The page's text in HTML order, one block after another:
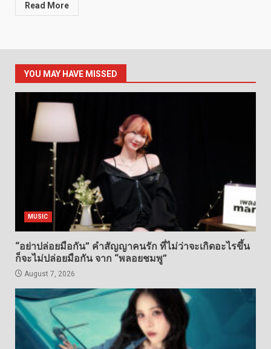
Read More
YOU MAY HAVE MISSED
MUSIC
“อย่าปล่อยมือกัน” คำสัญญาคนรัก ที่ไม่ว่าจะเกิดอะไรขึ้น
ก็จะไม่ปล่อยมือกัน จาก “พลอยชมพู”
August 7, 2026